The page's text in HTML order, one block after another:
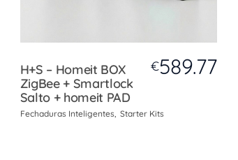
H+S – Homeit BOX
ZigBee + Smartlock
Salto + homeit PAD
€589.77
Fechaduras Inteligentes Starter Kits